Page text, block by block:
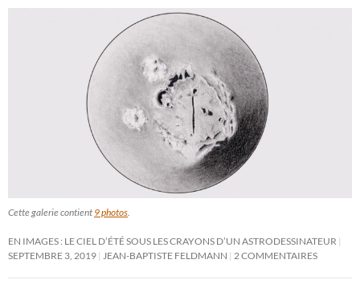
Cette galerie contient 9 photos
EN IMAGES : LE CIEL D’ÉTÉ SOUS LES CRAYONS D’UN ASTRODESSINATEUR
SEPTEMBRE 3, 2019
JEAN-BAPTISTE FELDMANN 2 COMMENTAIRES